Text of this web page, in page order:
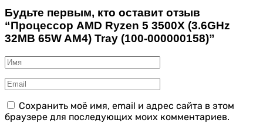
Будьте первым, кто оставит отзыв
“Процессор AMD Ryzen 5 3500X (3.6GHz
32MB 65W AM4) Tray (100-000000158)”
Сохранить моё имя, email и адрес сайта в этом
браузере для последующих моих комментариев.